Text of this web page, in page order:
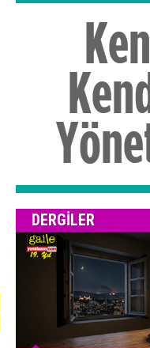
DERGILER